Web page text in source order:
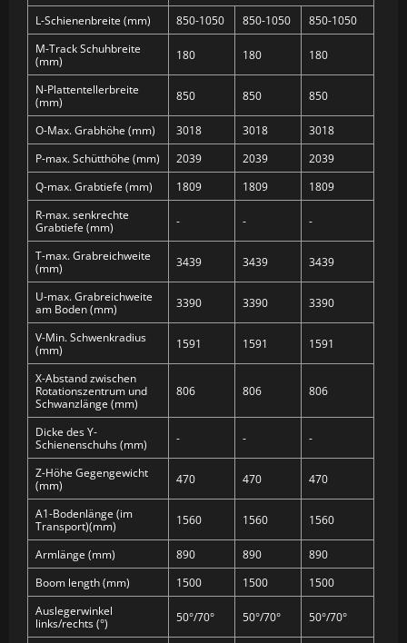
L-Schienenbreite (mm) 850-1050 850-1050
850-1050
M-Track Schuhbreite
(mm)
180 180 180
N-Plattentellerbreite
(mm)
850 850 850
O-Max. Grabhöhe (mm) 3018 3018
3018
P-max. Schütthöhe (mm)
2039 2039
2039
Q-max. Grabtiefe (mm)
1809 1809
1809
R-max. senkrechte
Grabtiefe (mm)
- - -
T-max. Grabreichweite
(mm)
3439 3439 3439
U-max. Grabreichweite
am Boden (mm)
3390 3390 3390
V-Min. Schwenkradius
(mm)
1591 1591 1591
X-Abstand zwischen
Rotationszentrum und
Schwanzlänge (mm)
806 806 806
Dicke des Y-
Schienenschuhs (mm)
- - -
Z-Höhe Gegengewicht
(mm)
470 470 470
A1-Bodenlänge (im
Transport)(mm)
1560 1560 1560
Armlänge (mm) 890 890
890
Boom length (mm)
1500 1500
1500
Auslegerwinkel
links/rechts (°)
50°/70° 50°/70° 50°/70°